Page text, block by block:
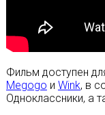
Фильм доступен
Megogo и Wink, в
Одноклассники, а